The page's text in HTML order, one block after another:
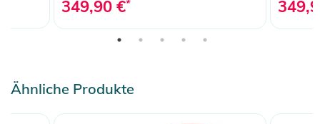
349,90 €*
Ähnliche Produkte